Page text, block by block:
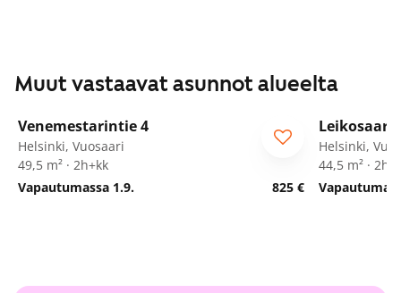
Muut vastaavat asunnot alueelta
Venemestarintie 4
Helsinki, Vuosaari
49,5 m² · 2h+kk
Vapautumassa 1.9.
825 €
Helsinki,
44,5 m² ·